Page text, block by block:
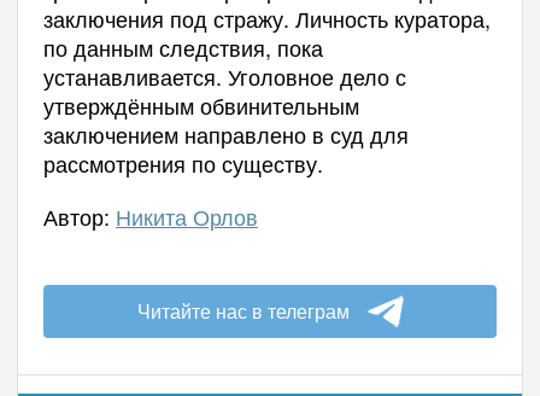
заключения под стражу. Личность куратора,
по данным следствия, пока
устанавливается. Уголовное дело с
утверждённым обвинительным
заключением направлено в суд для
рассмотрения по существу.
Автор: Никита Орлов
Читайте нас в телеграм